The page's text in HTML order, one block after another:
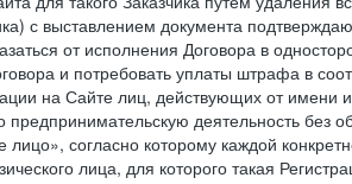
с выставлением документа
от исполнения Договора в
и потребовать уплаты штрафа в
на Сайте лиц, действующих от имени
деятельность без
согласно которому каждой
лица, для которого такая